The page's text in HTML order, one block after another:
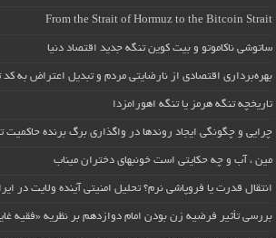
From the Strait of Hormuz to the Bitcoin Strait
ساتوشی ناکاموتو و بیت کوین تنگه جدید اقتصاد دنیا
بهره‌برداری اقتصادی از نارضایتی مردم و تبدیل اعتراض به
تاریخچه تنگه هرمز یا تنگه اهورامزدا
چرایی و چگونگی ایجاد روندها در واگذاری برگ برنده حاکمیت
مین ، آب و چه حکایتی است خونبهای دختران میناب
انتقال قدرت یا فروپاشی نرم؟ تحلیل امنیتی آینده ولایت در
بررسی تأثیر فرضیه زن بودن امام دوازدهم بر نظریه «فقیه